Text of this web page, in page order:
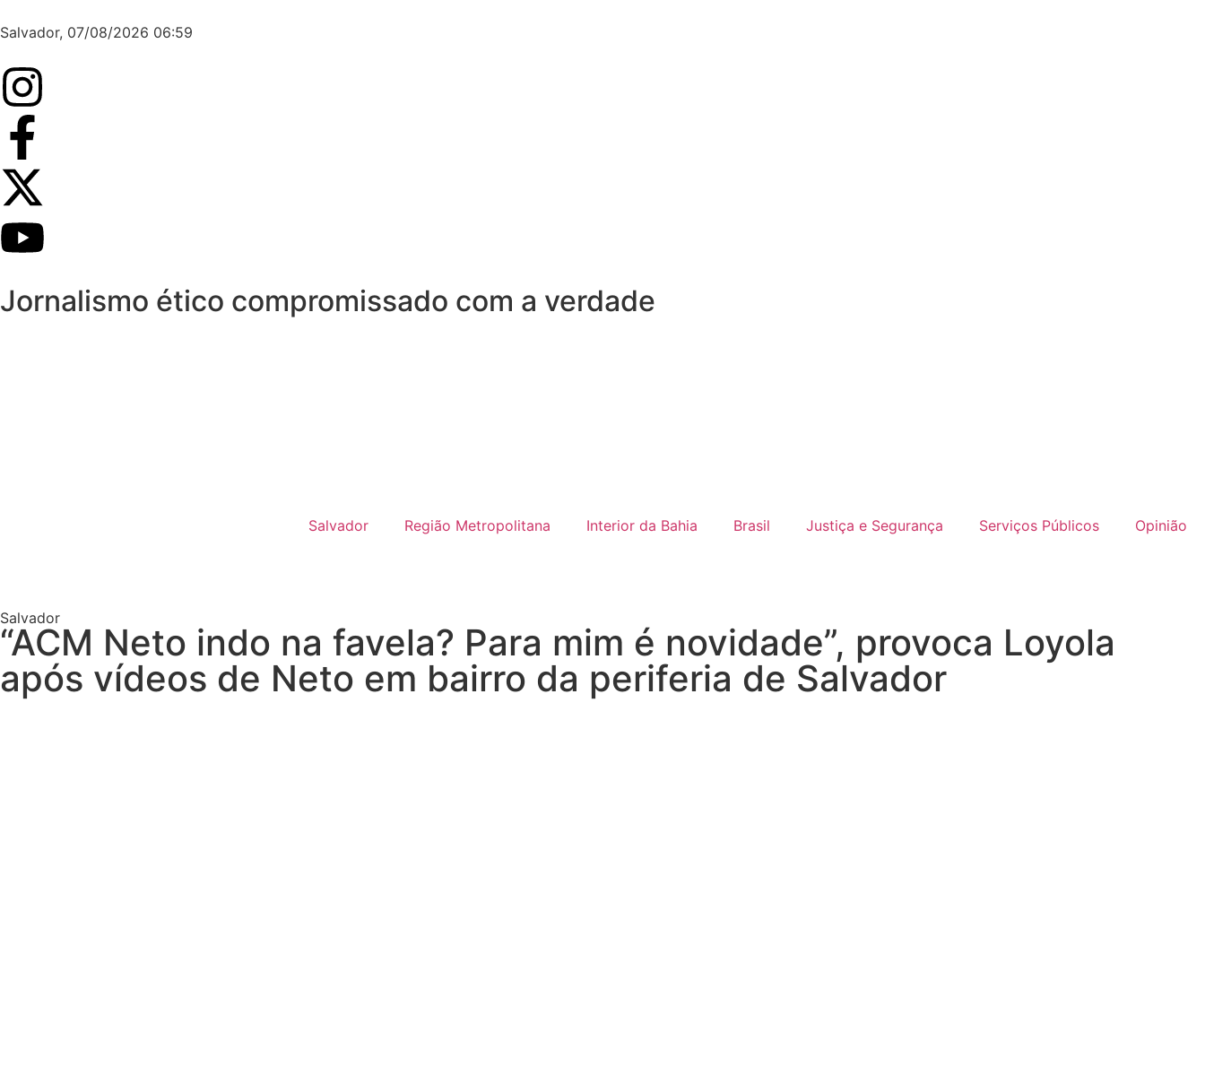
Salvador, 07/08/2026 06:59
Jornalismo ético compromissado com a verdade
Salvador Região Metropolitana Interior da Bahia Brasil Justiça e Segurança Serviços Públicos Opinião
Salvador
“ACM Neto indo na favela? Para mim é novidade”, provoca Loyola
após vídeos de Neto em bairro da periferia de Salvador